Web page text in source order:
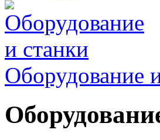
Оборудование